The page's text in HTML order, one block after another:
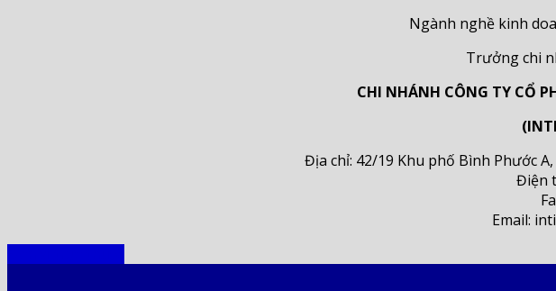
Ngành nghề kinh
Trưởng chi
CHI NHÁNH CÔNG TY CỔ
Địa chỉ: 42/19 Khu phố Bình Phước
Điện
Email: